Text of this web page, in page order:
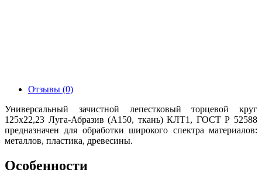
Отзывы (0)
Универсальный зачистной лепестковый торцевой круг
125х22,23 Луга-Абразив (А150, ткань) КЛТ1, ГОСТ Р 52588
предназначен для обработки широкого спектра материалов:
металлов, пластика, древесины.
Особенности